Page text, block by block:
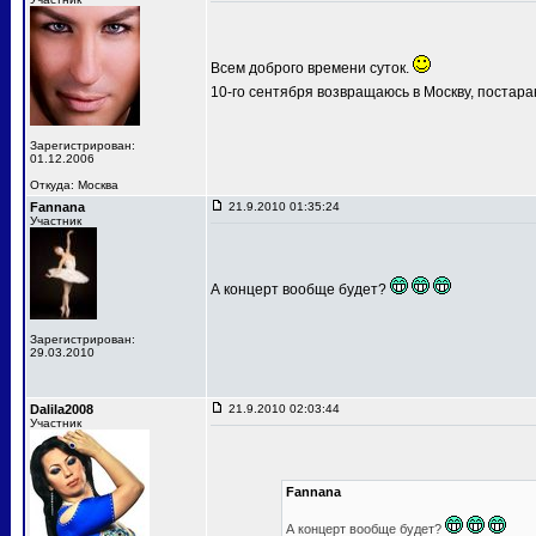
Зарегистрирован:
01.12.2006
Откуда: Москва
Всем доброго времени суток.
10-го сентября возвращаюсь в Москву,
Fannana
Участник
Зарегистрирован:
29.03.2010
21.9.2010 01:35:24
А концерт вообще будет?
Dalila2008
Участник
21.9.2010 02:03:44
Fannana
А концерт вообще будет?